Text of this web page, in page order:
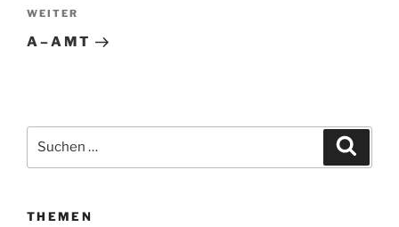
Nächster
Beitrag
WEITER
A – A M T
Suchen
THEMEN